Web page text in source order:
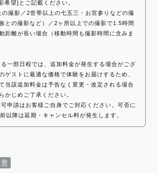
希望]とご記載ください。
撮影／2世帯以上の七五三・お宮参りなどの撮
との撮影など）／2ヶ所以上での撮影で1.5時間
距離が長い場合（移動時間も撮影時間に含みま
一部日程では、追加料金が発生する場合がござ
ゲストに最適な価格で体験をお届けするため、
当該追加料金は予告なく変更・改定される場合
かじめご了承ください。
申請はお客様ご自身でご対応ください。可否に
以降は延期・キャンセル料が発生します。